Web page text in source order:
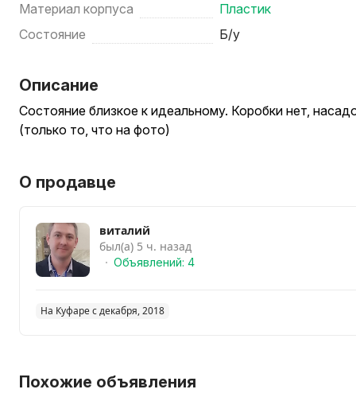
Материал корпуса
Пластик
Состояние
Б/у
Описание
Состояние близкое к идеальному. Коробки нет,
(только то, что на фото)
О продавце
виталий
был(а) 5 ч. назад
Объявлений: 4
На Куфаре с декабря, 2018
Похожие объявления